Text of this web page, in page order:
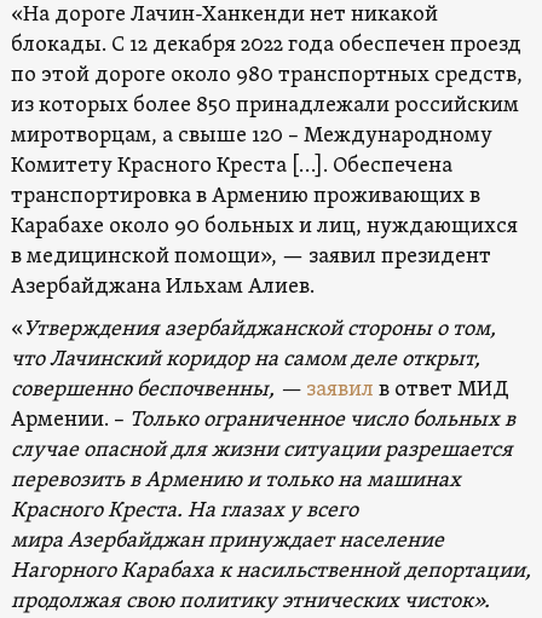
«На дороге Лачин-Ханкенди нет никакой
блокады. С 12 декабря 2022 года обеспечен проезд
по этой дороге около 980 транспортных средств,
из которых более 850 принадлежали российским
миротворцам, а свыше 120 – Международному
Комитету Красного Креста […]. Обеспечена
транспортировка в Армению проживающих в
Карабахе около 90 больных и лиц, нуждающихся
в медицинской помощи», — заявил президент
Азербайджана Ильхам Алиев.
«Утверждения азербайджанской стороны о том,
что Лачинский коридор на самом деле открыт,
совершенно беспочвенны, — заявил в ответ МИД
Армении. – Только ограниченное число больных в
случае опасной для жизни ситуации разрешается
перевозить в Армению и только на машинах
Красного Креста. На глазах у всего
мира Азербайджан принуждает население
Нагорного Карабаха к насильственной депортации,
продолжая свою политику этнических чисток».